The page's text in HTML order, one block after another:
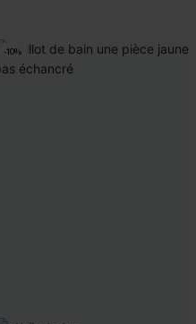
-10%